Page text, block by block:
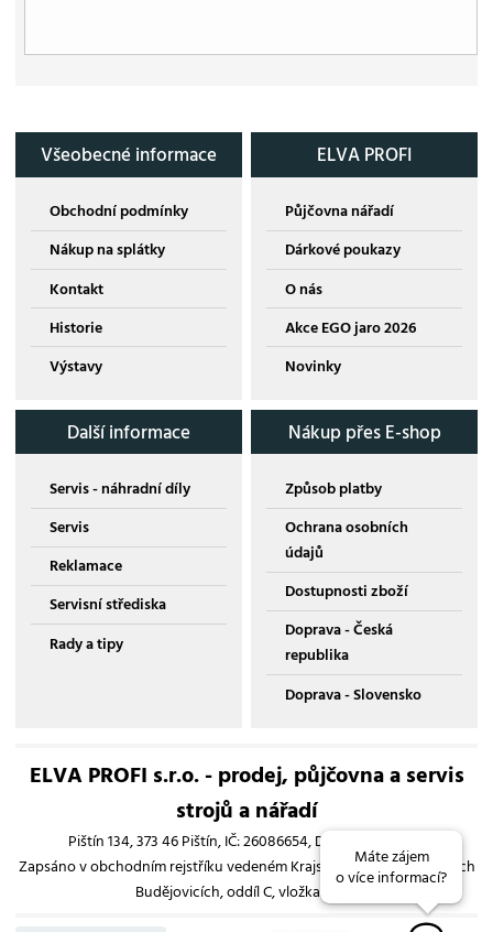
Všeobecné informace
Obchodní podmínky
Nákup na splátky
Kontakt
Historie
Výstavy
ELVA PROFI
Půjčovna nářadí
Dárkové poukazy
O nás
Akce EGO jaro 2026
Novinky
Další informace
Servis - náhradní díly
Servis
Reklamace
Servisní střediska
Rady a tipy
Nákup přes E-shop
Způsob platby
Ochrana osobních
údajů
Dostupnosti zboží
Doprava - Česká
republika
Doprava - Slovensko
ELVA PROFI s.r.o. - prodej, půjčovna a servis
strojů a nářadí
Pištín 134, 373 46 Pištín, IČ: 26086654, DIČ: CZ26086654
Zapsáno v obchodním rejstříku vedeném Krajským soudem v Českých
Budějovicích, oddíl C, vložka 13193
Máte zájem
o více informací?